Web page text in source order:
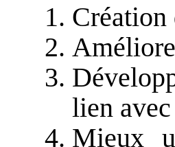
Création
lien
Mieux